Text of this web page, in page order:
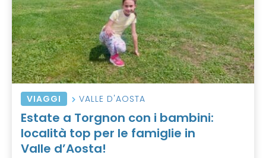
VIAGGI VALLE D'AOSTA
Estate a Torgnon con i bambini:
località top per le famiglie in
Valle d’Aosta!